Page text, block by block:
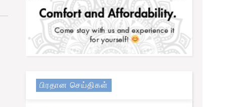
பிரதான செய்திகள்